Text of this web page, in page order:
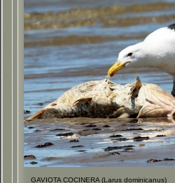
GAVIOTA COCINERA (Larus dominicanus)